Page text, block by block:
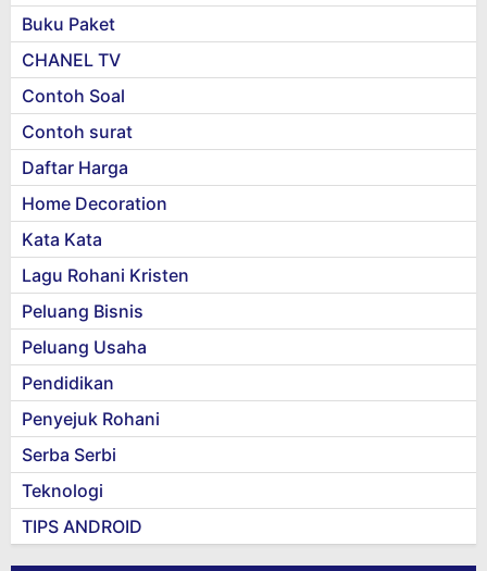
Buku Paket
CHANEL TV
Contoh Soal
Contoh surat
Daftar Harga
Home Decoration
Kata Kata
Lagu Rohani Kristen
Peluang Bisnis
Peluang Usaha
Pendidikan
Penyejuk Rohani
Serba Serbi
Teknologi
TIPS ANDROID